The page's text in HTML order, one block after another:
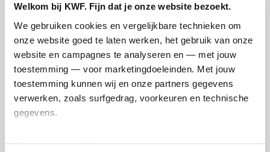
Welkom bij KWF. Fijn dat je onze website bezoekt.
We gebruiken cookies en vergelijkbare technieken om
onze website goed te laten werken, het gebruik van onze
website en campagnes te analyseren en — met jouw
toestemming — voor marketingdoeleinden. Met jouw
toestemming kunnen wij en onze partners gegevens
verwerken, zoals surfgedrag, voorkeuren en technische
gegevens.
Gijs's badges